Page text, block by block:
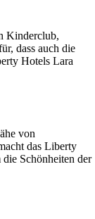
Kinderclub,
dass auch die
Hotels Lara
von
das Liberty
Schönheiten der